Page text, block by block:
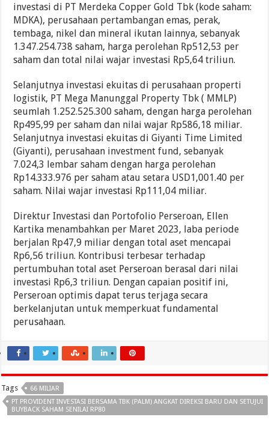
investasi di PT Merdeka Copper Gold Tbk (kode saham:
MDKA), perusahaan pertambangan emas, perak,
tembaga, nikel dan mineral ikutan lainnya, sebanyak
1.347.254.738 saham, harga perolehan Rp512,53 per
saham dan total nilai wajar investasi Rp5,64 triliun.
Selanjutnya investasi ekuitas di perusahaan properti
logistik, PT Mega Manunggal Property Tbk ( MMLP)
seumlah 1.252.525.300 saham, dengan harga perolehan
Rp495,99 per saham dan nilai wajar Rp586,18 miliar.
Selanjutnya investasi ekuitas di Giyanti Time Limited
(Giyanti), perusahaan investment fund, sebanyak
7.024,3 lembar saham dengan harga perolehan
Rp14.333.976 per saham atau setara USD1,001.40 per
saham. Nilai wajar investasi Rp111,04 miliar.
Direktur Investasi dan Portofolio Perseroan, Ellen
Kartika menambahkan per Maret 2023, laba periode
berjalan Rp47,9 miliar dengan total aset mencapai
Rp6,56 triliun. Kontribusi terbesar terhadap
pertumbuhan total aset Perseroan berasal dari nilai
investasi Rp6,3 triliun. Dengan capaian positif ini,
Perseroan optimis dapat terus terjaga secara
berkelanjutan untuk memperkuat fundamental
perusahaan.
Tags
66 MILIAR
PT PROVIDENT INVESTASI BERSAMA TBK (PALM) ANGKAT DIREKSI BARU DAN SETUJUI
BUYBACK SAHAM SENILAI RP80